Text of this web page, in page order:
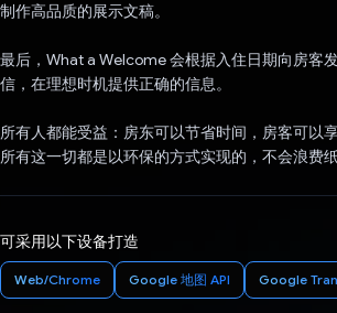
制作高品质的展示文稿。
最后，What a Welcome 会根据入住日期向房客
信，在理想时机提供正确的信息。
所有人都能受益：房东可以节省时间，房客可以
所有这一切都是以环保的方式实现的，不会浪费纸
可采用以下设备打造
Web/Chrome Google 地图 API Google